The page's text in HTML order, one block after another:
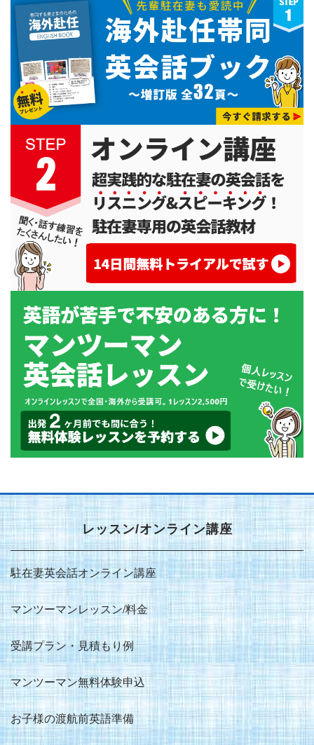
レッスン/オンライン講座
駐在妻英会話オンライン講座
マンツーマンレッスン/料金
受講プラン・見積もり例
マンツーマン無料体験申込
お子様の渡航前英語準備